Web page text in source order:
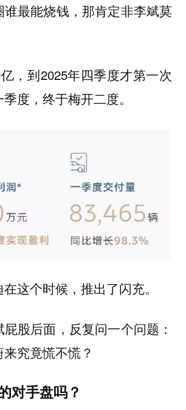
最能烧钱，那肯定非李斌莫
，到2025年四季度才第一次
度，终于梅开二度。
这个时候，推出了闪充。
股后面，反复问一个问题：
究竟慌不慌？
对手盘吗？